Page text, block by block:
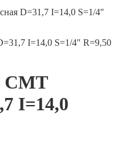
D=31,7 I=14,0 S=1/4"
I=14,0 S=1/4" R=9,50
CMT
I=14,0